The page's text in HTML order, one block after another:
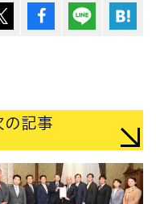
ポスト シェア Lineで送
の記事